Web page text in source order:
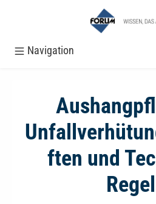
Navigation
ften und